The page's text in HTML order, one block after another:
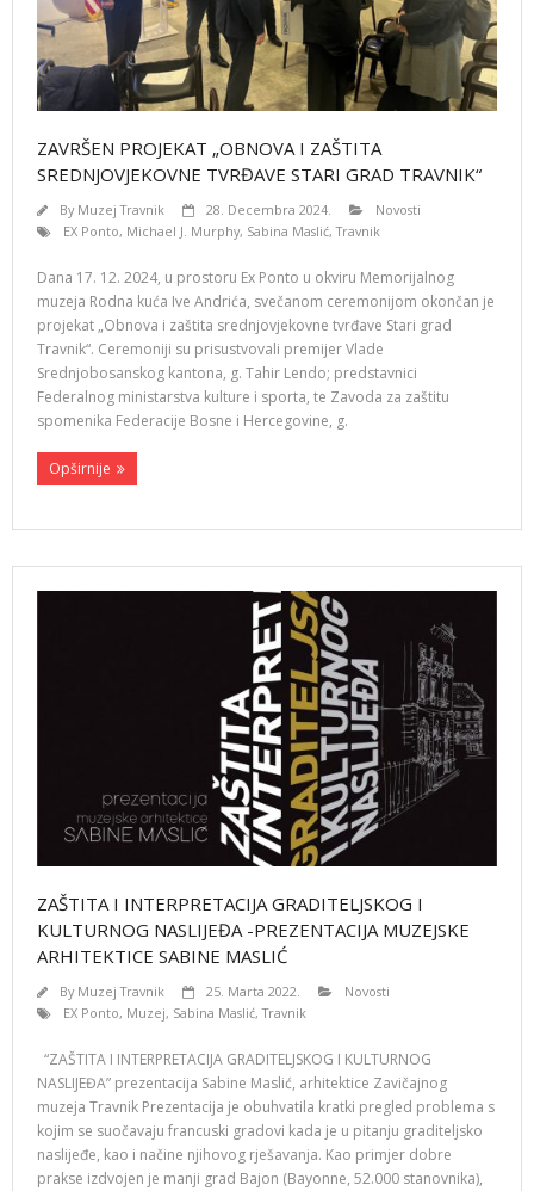
ZAVRŠEN PROJEKAT „OBNOVA I ZAŠTITA
SREDNJOVJEKOVNE TVRĐAVE STARI GRAD TRAVNIK“
By Muzej Travnik 28. Decembra 2024.
Novosti
EX Ponto, Michael J. Murphy, Sabina Maslić,Travnik
Dana 17. 12. 2024, u prostoru Ex Ponto u okviru Memorijalnog
muzeja Rodna kuća Ive Andrića, svečanom ceremonijom okončan je
projekat „Obnova i zaštita srednjovjekovne tvrđave Stari grad
Travnik“. Ceremoniji su prisustvovali premijer Vlade
Srednjobosanskog kantona, g. Tahir Lendo; predstavnici
Federalnog ministarstva kulture i sporta, te Zavoda za zaštitu
spomenika Federacije Bosne i Hercegovine, g.
Opširnije
ZAŠTITA I INTERPRETACIJA GRADITELJSKOG I
KULTURNOG NASLIJEĐA -PREZENTACIJA MUZEJSKE
ARHITEKTICE SABINE MASLIĆ
By Muzej Travnik 25. Marta 2022.
Novosti
EX Ponto, Muzej, Sabina Maslić,Travnik
“ZAŠTITA I INTERPRETACIJA GRADITELJSKOG I KULTURNOG
NASLIJEĐA” prezentacija Sabine Maslić, arhitektice Zavičajnog
muzeja Travnik Prezentacija je obuhvatila kratki pregled problema s
kojim se suočavaju francuski gradovi kada je u pitanju graditeljsko
naslijeđe, kao i načine njihovog rješavanja. Kao primjer dobre
prakse izdvojen je manji grad Bajon (Bayonne, 52.000 stanovnika),